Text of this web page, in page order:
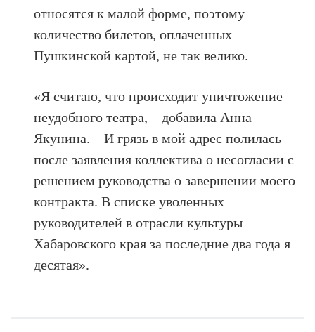
относятся к малой форме, поэтому
количество билетов, оплаченных
Пушкинской картой, не так велико.
«Я считаю, что происходит уничтожение
неудобного театра, – добавила Анна
Якунина. – И грязь в мой адрес полилась
после заявления коллектива о несогласии с
решением руководства о завершении моего
контракта. В списке уволенных
руководителей в отрасли культуры
Хабаровского края за последние два года я
десятая».